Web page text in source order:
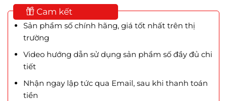
Cam kết
Sản phẩm số chính hãng, giá tốt nhất trên thị
trường
Video hướng dẫn sử dụng sản phẩm số đầy đủ chi
tiết
Nhận ngay lập tức qua Email, sau khi thanh toán
tiền